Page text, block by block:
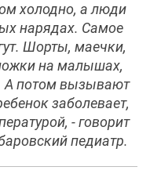
холодно, а люди
нарядах. Самое
Шорты, маечки,
на малышах,
А потом вызывают
заболевает,
- говорит
педиатр.